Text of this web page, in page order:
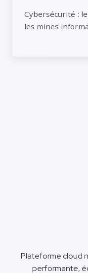
Cybersécurité :
les mines
Plateforme cloud
performante,